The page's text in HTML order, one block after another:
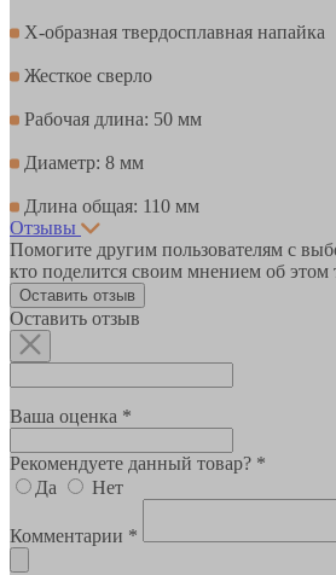
Х-образная твердосплавная напайка
Жесткое сверло
Рабочая длина: 50 мм
Диаметр: 8 мм
Длина общая: 110 мм
Отзывы
Помогите другим пользователям с
кто поделится своим мнением об этом
Оставить отзыв
Оставить отзыв
Ваша оценка *
Рекомендуете данный товар? *
Да
Нет
Комментарии *